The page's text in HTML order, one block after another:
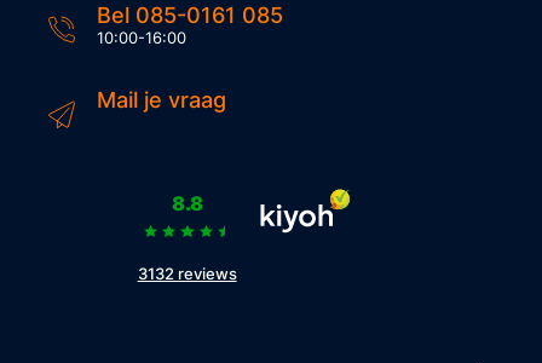
Bel 085-0161 085
10:00-16:00
Mail je vraag
8.8
3132 reviews